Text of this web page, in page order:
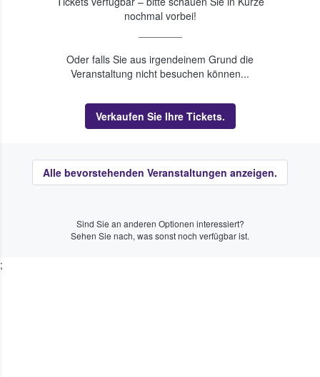
nochmal vorbei!
Oder falls Sie aus irgendeinem Grund die
Veranstaltung nicht besuchen können...
Verkaufen Sie Ihre Tickets.
Alle bevorstehenden Veranstaltungen anzeigen.
Sind Sie an anderen Optionen interessiert?
Sehen Sie nach, was sonst noch verfügbar ist.
;